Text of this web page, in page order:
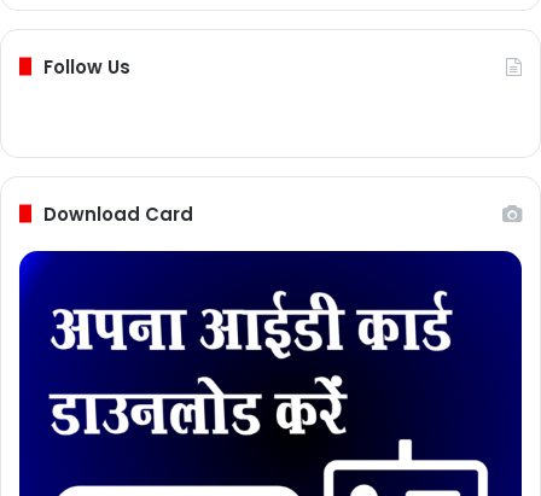
Follow Us
Download Card